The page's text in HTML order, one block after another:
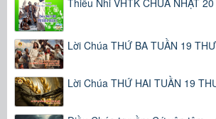
Lời Chúa THỨ BA TUẦN 19
Lời Chúa THỨ HAI TUẦN 19